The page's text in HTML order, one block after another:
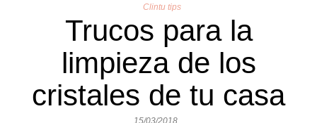
Clintu tips
Trucos para la
limpieza de los
cristales de tu casa
15/03/2018